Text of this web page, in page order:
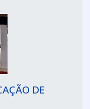
DE